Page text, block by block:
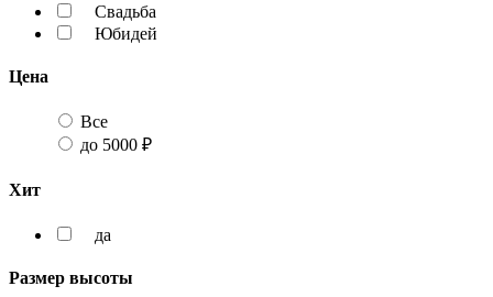
Свадьба
Юбидей
Цена
Все
до 5000 ₽
Хит
да
Размер высоты